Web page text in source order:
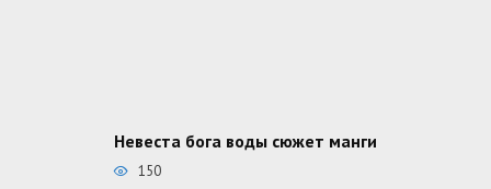
Невеста бога воды сюжет манги
150